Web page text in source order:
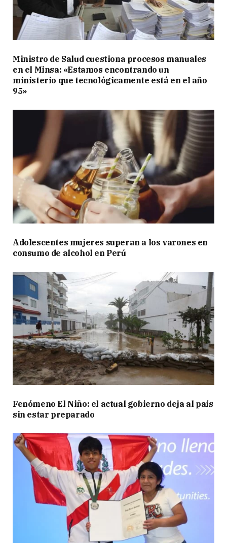
Ministro de Salud cuestiona procesos manuales
en el Minsa: «Estamos encontrando un
ministerio que tecnológicamente está en el año
95»
Adolescentes mujeres superan a los varones en
consumo de alcohol en Perú
Fenómeno El Niño: el actual gobierno deja al país
sin estar preparado